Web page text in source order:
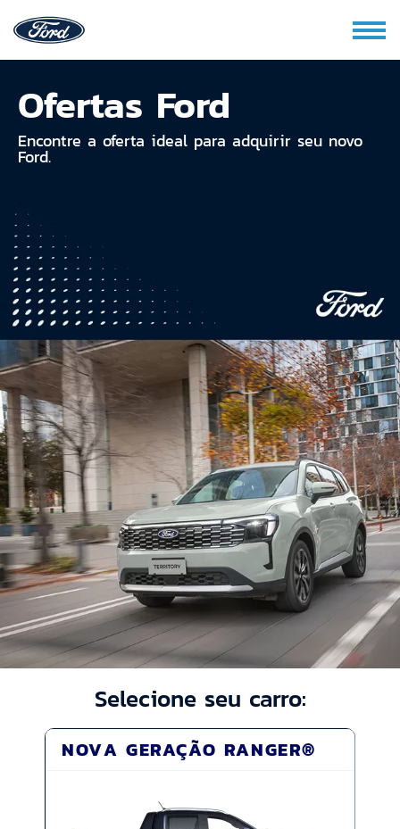
Ofertas Ford
Encontre a oferta ideal para adquirir seu novo
Ford.
Selecione seu carro:
NOVA GERAÇÃO RANGER®